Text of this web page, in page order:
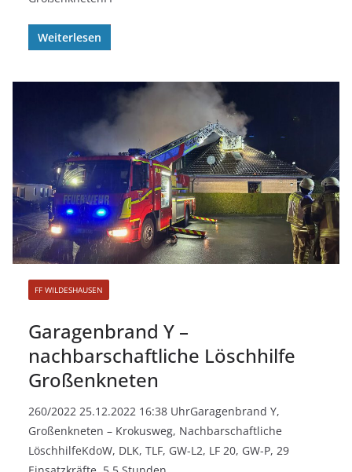
Weiterlesen
FF WILDESHAUSEN
Garagenbrand Y –
nachbarschaftliche Löschhilfe
Großenkneten
260/2022 25.12.2022 16:38 UhrGaragenbrand Y,
Großenkneten – Krokusweg, Nachbarschaftliche
LöschhilfeKdoW, DLK, TLF, GW-L2, LF 20, GW-P, 29